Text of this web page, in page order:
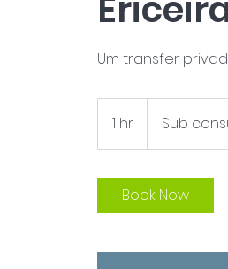
Um transfer
1 hr
h
Sub
Book Now